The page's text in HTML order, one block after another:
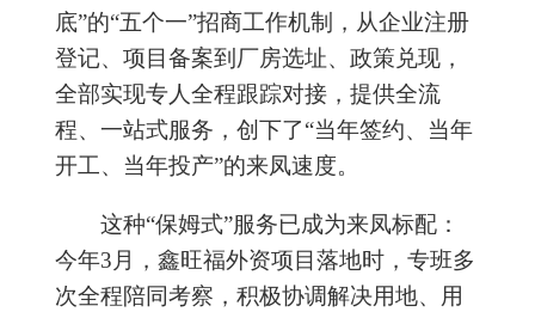
底”的“五个一”招商工作机制， 从企业注册
登记、项目备案到厂房选址、政策兑现，
全部实现专人全程跟踪对接， 提供全流
程、一站式服务 ， 创下了“当年签约、当年
开工、当年投产”的来凤速度。
这种“保姆式”服务已成为来凤标配：
今年3月， 鑫旺福外资项目 落地时，专班多
次全程陪同考察， 积极协调解决用地、用